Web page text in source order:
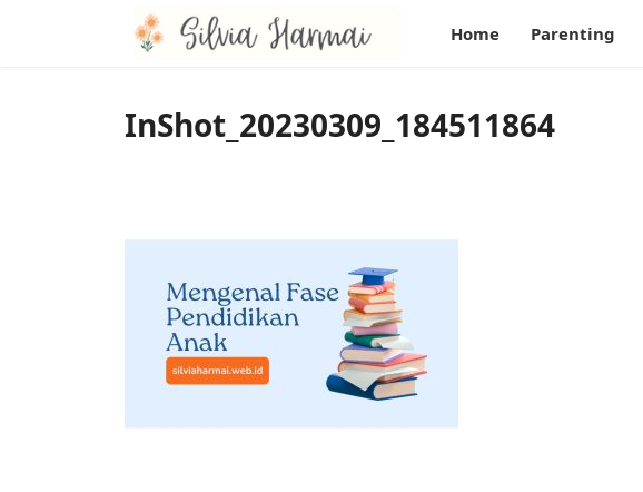
Home Parenting
InShot_20230309_184511864